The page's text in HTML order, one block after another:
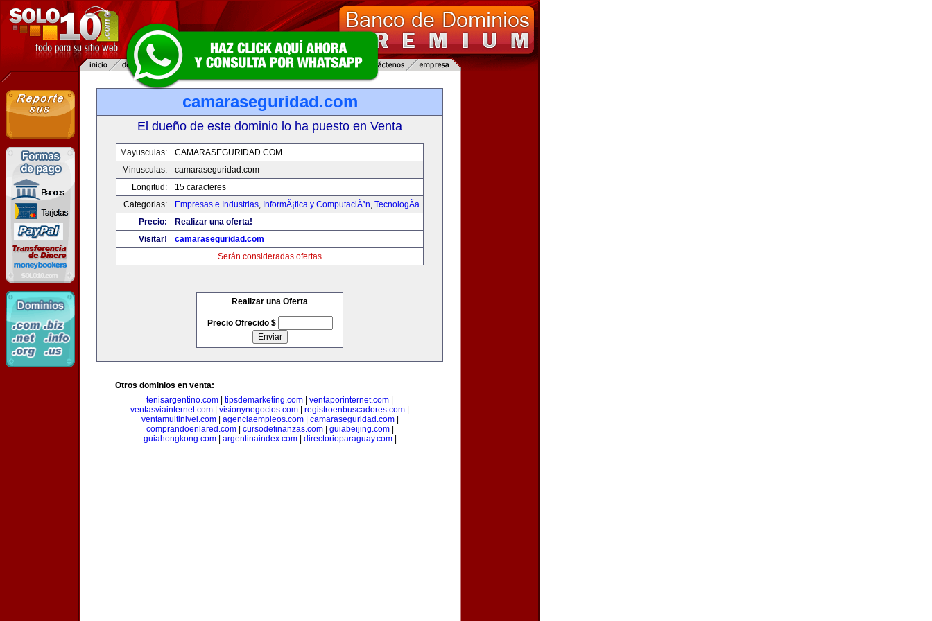
camaraseguridad.com
El dueño de este dominio lo ha puesto en Venta
Mayusculas:
CAMARASEGURIDAD.COM
Minusculas:
camaraseguridad.com
Longitud:
15 caracteres
Categorias:
Empresas e Industrias, InformÃ¡tica y ComputaciÃ³n, TecnologÃ­a
Precio:
Realizar una oferta!
Visitar!
camaraseguridad.com
Serán consideradas ofertas
Realizar una Oferta
Precio Ofrecido $
Otros dominios en venta:
tenisargentino.com
tipsdemarketing.com ventaporinternet.com
ventasviainternet.com
visionynegocios.com registroenbuscadores.com
ventamultinivel.com| agenciaempleos.com| camaraseguridad.com|
comprandoenlared.com| cursodefinanzas.com| guiabeijing.com|
guiahongkong.com| argentinaindex.com| directorioparaguay.com|